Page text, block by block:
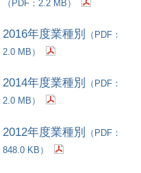
（PDF：2.2 MB）
2016年度業種別
（PDF：
2.0 MB）
2014年度業種別
（PDF：
2.0 MB）
2012年度業種別
（PDF：
848.0 KB）